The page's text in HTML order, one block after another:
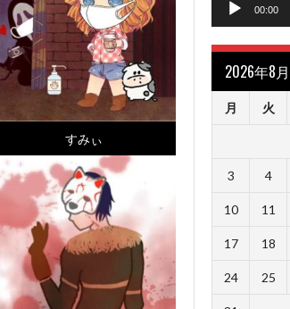
すみぃ
00:00
2026年8月
月 火
3 4
10 11
17 18
24 25